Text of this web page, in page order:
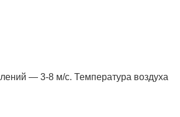
— 3-8 м/с. Температура воздуха